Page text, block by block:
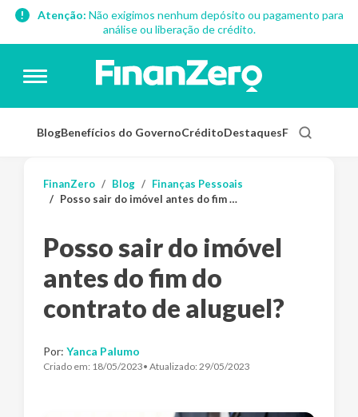
Atenção: Não exigimos nenhum depósito ou pagamento para
análise ou liberação de crédito.
BlogBenefícios do GovernoCréditoDestaquesFinanças
FinanZero Blog
Finanças Pessoais
Posso sair do imóvel antes do fim do contrato de aluguel?
Posso sair do imóvel
antes do fim do
contrato de aluguel?
Por: Yanca Palumo
Criado em: 18/05/2023• Atualizado: 29/05/2023